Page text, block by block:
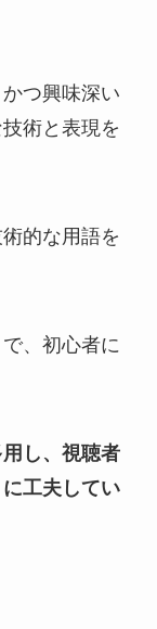
つ興味深い
術と表現を
的な用語を
、初心者に
し、視聴者
工夫してい